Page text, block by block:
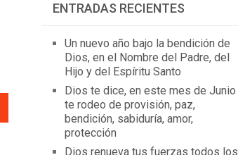
ENTRADAS RECIENTES
Un nuevo año bajo la bendición de
Dios, en el Nombre del Padre, del
Hijo y del Espíritu Santo
Dios te dice, en este mes de Junio
te rodeo de provisión, paz,
bendición, sabiduría, amor,
protección
Dios renueva tus fuerzas todos los